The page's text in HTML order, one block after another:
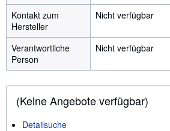
Kontakt zum
Hersteller
Nicht verfügbar
Verantwortliche
Person
Nicht verfügbar
(Keine Angebote verfügbar)
Detailsuche